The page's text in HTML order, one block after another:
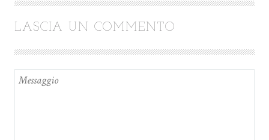
LASCIA UN COMMENTO